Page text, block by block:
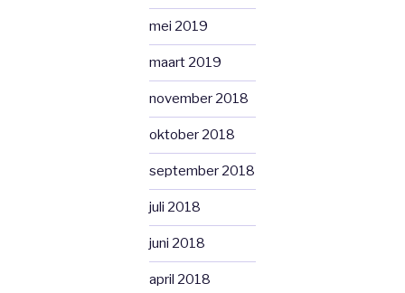
mei 2019
maart 2019
november 2018
oktober 2018
september 2018
juli 2018
juni 2018
april 2018